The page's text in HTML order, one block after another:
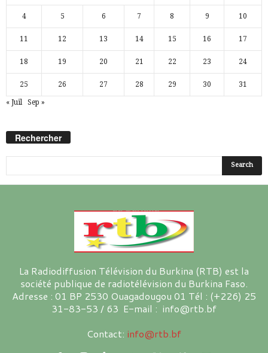
4 5 6 7 8 9 10
11 12 13 14 15 16 17
18 19 20 21 22 23 24
25 26 27 28 29 30 31
« Juil Sep »
Rechercher
La Radiodiffusion Télévision du Burkina (RTB) est la
société publique de radiotélévision du Burkina Faso.
Adresse : 01 BP 2530 Ouagadougou 01 Tél : (+226) 25
31-83-53 / 63 E-mail : info@rtb.bf
Contact: info@rtb.bf